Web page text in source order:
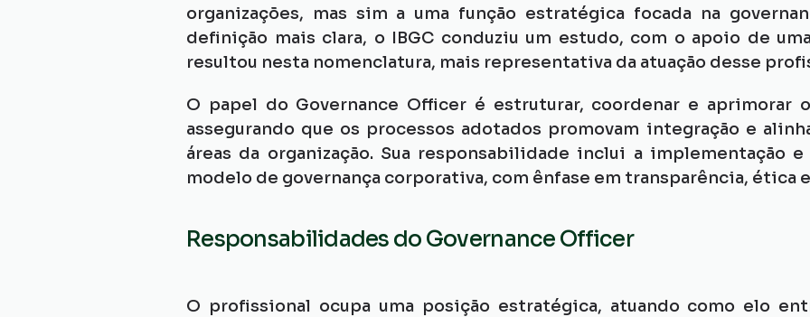
organizações, mas sim a uma função estratégica focada na
definição mais clara, o IBGC conduziu um estudo, com o apoio de
resultou nesta nomenclatura, mais representativa da atuação desse
O papel do Governance Officer é estruturar, coordenar e aprimorar
assegurando que os processos adotados promovam integração e
áreas da organização. Sua responsabilidade inclui a implementação
modelo de governança corporativa, com ênfase em transparência, ética
Responsabilidades do Governance Officer
O profissional ocupa uma posição estratégica, atuando como elo